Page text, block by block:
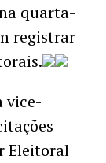
quarta-
registrar
vice-
Eleitoral